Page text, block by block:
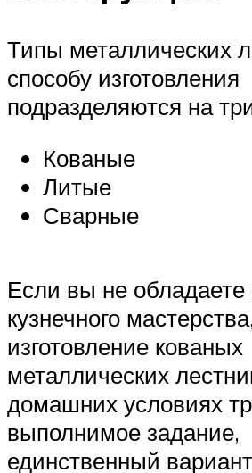
Типы металлических
способу изготовления
подразделяются на
Кованые
Литые
Сварные
Если вы не
кузнечного
изготовление кованых
металлических
домашних условиях
выполнимое задание,
единственный